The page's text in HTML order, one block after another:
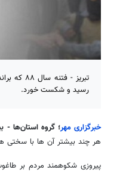
تبریز -
رسید و شکست خورد.
خبرگزاری مهر؛ گروه استان‌ها -
هر چند بیشتر آن ها با سختی
پیروزی شکوهمند مردم بر